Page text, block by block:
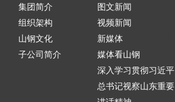
集团简介
组织架构
山钢文化
子公司简介
图文新闻
视频新闻
新媒体
媒体看山钢
深入学习贯彻习近平
总书记视察山东重要